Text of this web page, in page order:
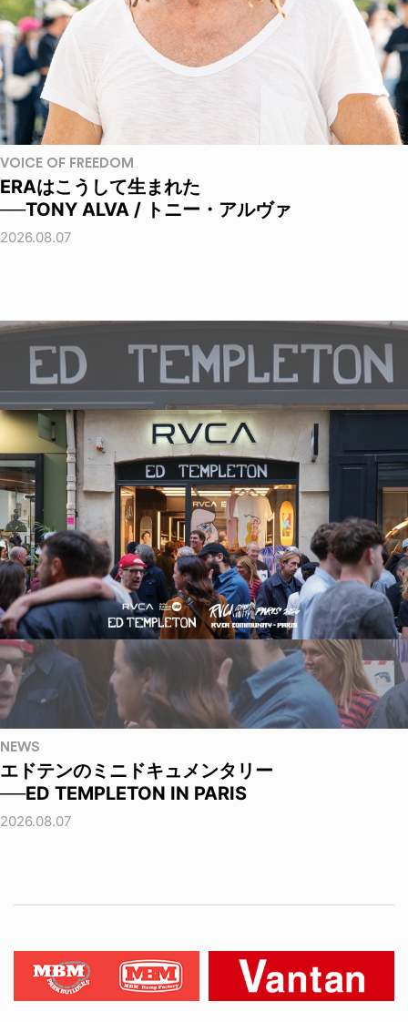
VOICE OF FREEDOM
ERAはこうして生まれた
──TONY ALVA / トニー・アルヴァ
2026.08.07
NEWS
エドテンのミニドキュメンタリー
──ED TEMPLETON IN PARIS
2026.08.07